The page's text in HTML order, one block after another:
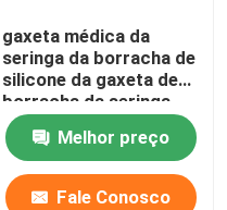
gaxeta médica da
seringa da borracha de
silicone da gaxeta de
borracha da seringa
5ml
Melhor preço
Fale Conosco